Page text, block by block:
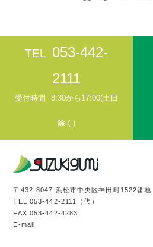
TEL 053-442-
2111
受付時間 8:30から17:00(土日
除く)
〒432-8047 浜松市中央区神田町1522番地
TEL 053-442-2111
（代）
FAX 053-442-4283
E-mail